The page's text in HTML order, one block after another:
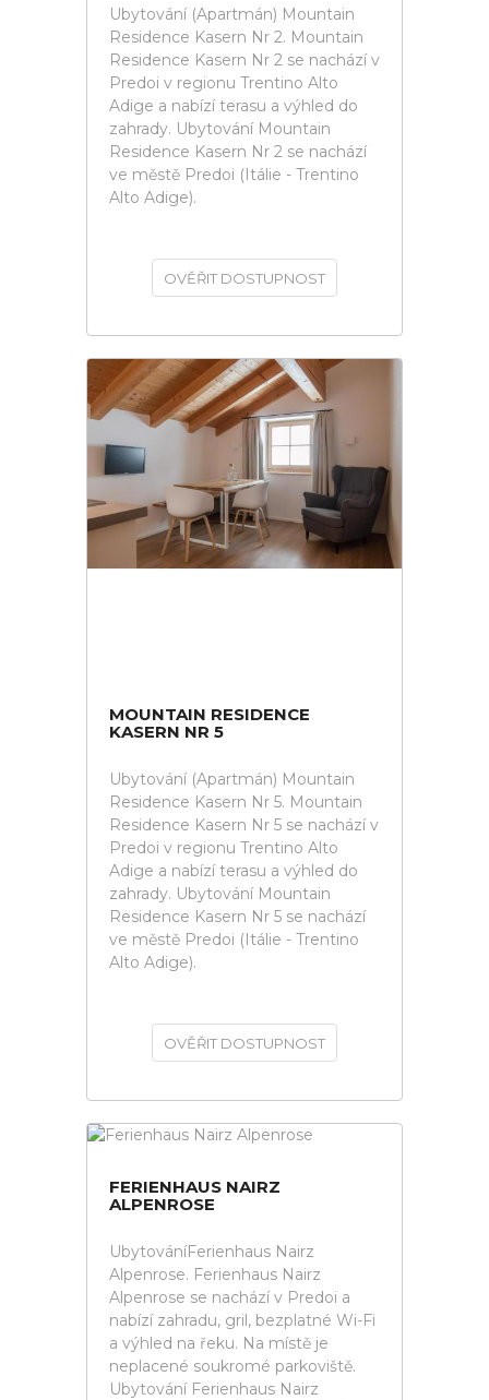
Ubytování (Apartmán) Mountain
Residence Kasern Nr 2. Mountain
Residence Kasern Nr 2 se nachází v
Predoi v regionu Trentino Alto
Adige a nabízí terasu a výhled do
zahrady. Ubytování Mountain
Residence Kasern Nr 2 se nachází
ve městě Predoi (Itálie - Trentino
Alto Adige).
OVĚŘIT DOSTUPNOST
MOUNTAIN RESIDENCE
KASERN NR 5
Ubytování (Apartmán) Mountain
Residence Kasern Nr 5. Mountain
Residence Kasern Nr 5 se nachází v
Predoi v regionu Trentino Alto
Adige a nabízí terasu a výhled do
zahrady. Ubytování Mountain
Residence Kasern Nr 5 se nachází
ve městě Predoi (Itálie - Trentino
Alto Adige).
OVĚŘIT DOSTUPNOST
FERIENHAUS NAIRZ
ALPENROSE
UbytováníFerienhaus Nairz
Alpenrose. Ferienhaus Nairz
Alpenrose se nachází v Predoi a
nabízí zahradu, gril, bezplatné Wi-Fi
a výhled na řeku. Na místě je
neplacené soukromé parkoviště.
Ubytování Ferienhaus Nairz